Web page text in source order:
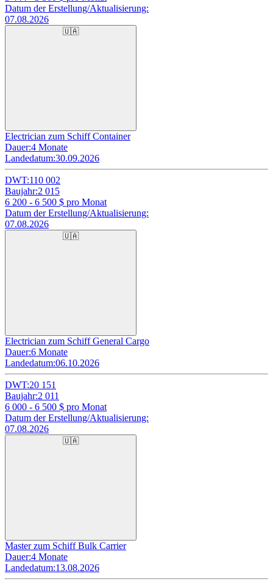
Datum der Erstellung/Aktualisierung:
07.08.2026
🇺🇦
Electrician zum Schiff Container
Dauer:4 Monate
Landedatum:30.09.2026
DWT:110 002
Baujahr:2 015
6 200 - 6 500 $ pro Monat
Datum der Erstellung/Aktualisierung:
07.08.2026
🇺🇦
Electrician zum Schiff General Cargo
Dauer:6 Monate
Landedatum:06.10.2026
DWT:20 151
Baujahr:2 011
6 000 - 6 500 $ pro Monat
Datum der Erstellung/Aktualisierung:
07.08.2026
🇺🇦
Master zum Schiff Bulk Carrier
Dauer:4 Monate
Landedatum:13.08.2026